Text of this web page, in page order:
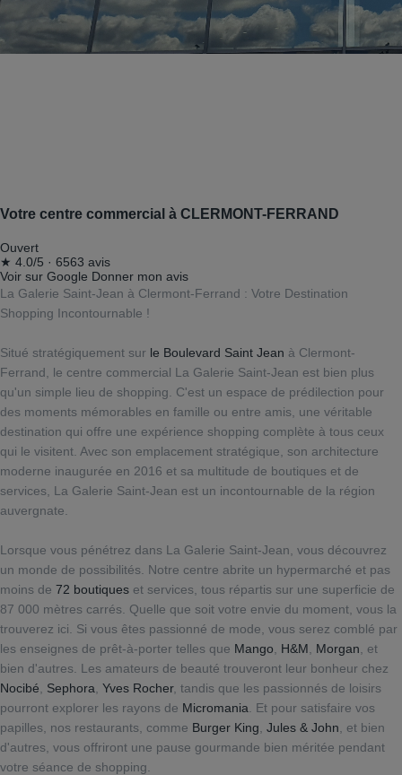
Votre centre commercial à CLERMONT-FERRAND
Ouvert
★ 4.0/5 · 6563 avis
Voir sur Google Donner mon avis
La Galerie Saint-Jean à Clermont-Ferrand : Votre Destination
Shopping Incontournable !
Situé stratégiquement sur le Boulevard Saint Jean à Clermont-
Ferrand, le centre commercial La Galerie Saint-Jean est bien plus
qu'un simple lieu de shopping. C'est un espace de prédilection pour
des moments mémorables en famille ou entre amis, une véritable
destination qui offre une expérience shopping complète à tous ceux
qui le visitent. Avec son emplacement stratégique, son architecture
moderne inaugurée en 2016 et sa multitude de boutiques et de
services, La Galerie Saint-Jean est un incontournable de la région
auvergnate.
Lorsque vous pénétrez dans La Galerie Saint-Jean, vous découvrez
un monde de possibilités. Notre centre abrite un hypermarché et pas
moins de 72 boutiques et services, tous répartis sur une superficie de
87 000 mètres carrés. Quelle que soit votre envie du moment, vous la
trouverez ici. Si vous êtes passionné de mode, vous serez comblé par
les enseignes de prêt-à-porter telles que Mango H&M Morgan , et
bien d'autres. Les amateurs de beauté trouveront leur bonheur chez
Nocibé
Sephora Yves Rocher, tandis que les passionnés de loisirs
pourront explorer les rayons de Micromania . Et pour satisfaire vos
papilles, nos restaurants, comme Burger King Jules & John , et bien
d'autres, vous offriront une pause gourmande bien méritée pendant
votre séance de shopping.